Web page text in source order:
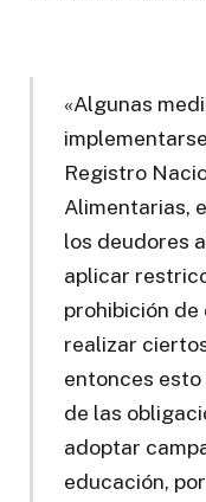
«Algunas
Registro
Alimentarias,
los deudores
aplicar
prohibición
realizar
entonces
de las
adoptar
educación,